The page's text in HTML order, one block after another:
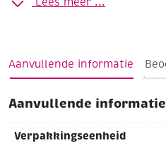
Aanvullende informatie
Aanvullende informatie
Verpakkingseenheid